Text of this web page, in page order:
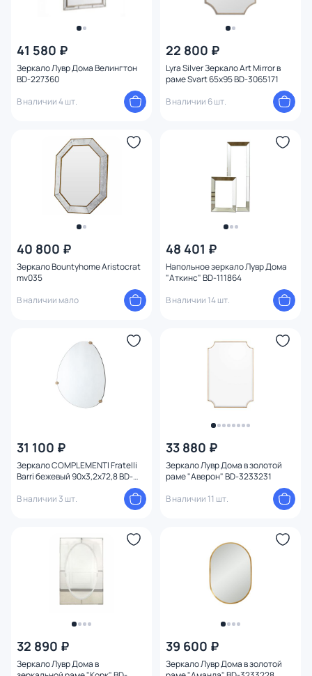
41 580 ₽
Зеркало Лувр Дома Велингтон
BD-227360
В наличии 4 шт.
22 800 ₽
Lyra Silver Зеркало Art Mirror в
раме Svart 65х95 BD-3065171
В наличии 6 шт.
40 800 ₽
Зеркало Bountyhome Aristocrat
mv035
В наличии мало
48 401 ₽
Напольное зеркало Лувр Дома
"Аткинс" BD-111864
В наличии 14 шт.
31 100 ₽
Зеркало COMPLEMENTI Fratelli
Barri бежевый 90x3,2x72,8 BD-
В наличии 3 шт.
33 880 ₽
Зеркало Лувр Дома в золотой
раме "Аверон" BD-3233231
В наличии 11 шт.
32 890 ₽
Зеркало Лувр Дома в
39 600 ₽
Зеркало Лувр Дома в золотой